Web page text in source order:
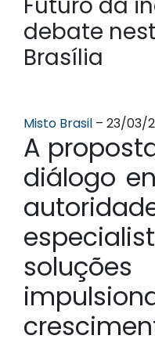
debate
Brasília
Misto Brasil – 23/03/
A
diálogo